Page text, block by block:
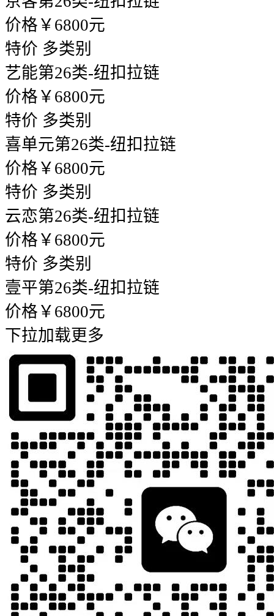
价格￥6800元
特价 多类别
艺能第26类-纽扣拉链
价格￥6800元
特价 多类别
喜单元第26类-纽扣拉链
价格￥6800元
特价 多类别
云恋第26类-纽扣拉链
价格￥6800元
特价 多类别
壹平第26类-纽扣拉链
价格￥6800元
下拉加载更多